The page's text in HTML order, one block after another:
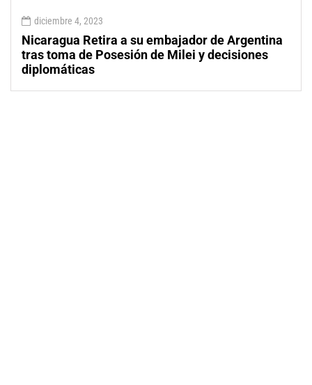
diciembre 4, 2023
Nicaragua Retira a su embajador de Argentina
tras toma de Posesión de Milei y decisiones
diplomáticas